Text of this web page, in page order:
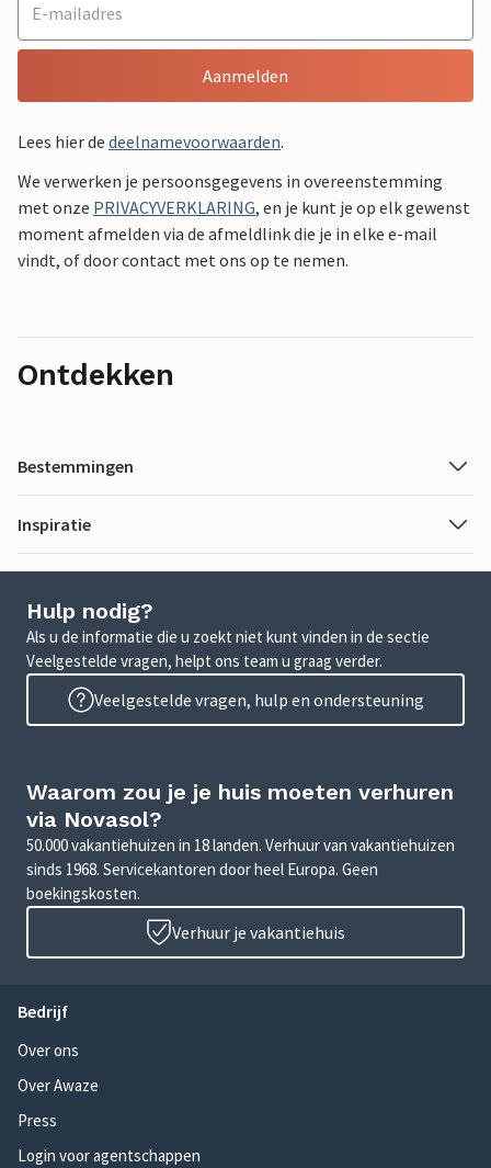
Aanmelden
Lees hier de deelnamevoorwaarden.
We verwerken je persoonsgegevens in overeenstemming
met onze PRIVACYVERKLARING, en je kunt je op elk gewenst
moment afmelden via de afmeldlink die je in elke e-mail
vindt, of door contact met ons op te nemen.
Ontdekken
Bestemmingen
Inspiratie
Hulp nodig?
Als u de informatie die u zoekt niet kunt vinden in de sectie
Veelgestelde vragen, helpt ons team u graag verder.
Veelgestelde vragen, hulp en ondersteuning
Waarom zou je je huis moeten verhuren
via Novasol?
50.000 vakantiehuizen in 18 landen. Verhuur van vakantiehuizen
sinds 1968. Servicekantoren door heel Europa. Geen
boekingskosten.
Verhuur je vakantiehuis
Bedrijf
Over ons
Over Awaze
Press
Login voor agentschappen